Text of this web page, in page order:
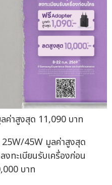
ค่าสูงสุด 11,090 บาท
45W มูลค่าสูงสุด
งทะเบียนรับเครื่องก่อน
บาท